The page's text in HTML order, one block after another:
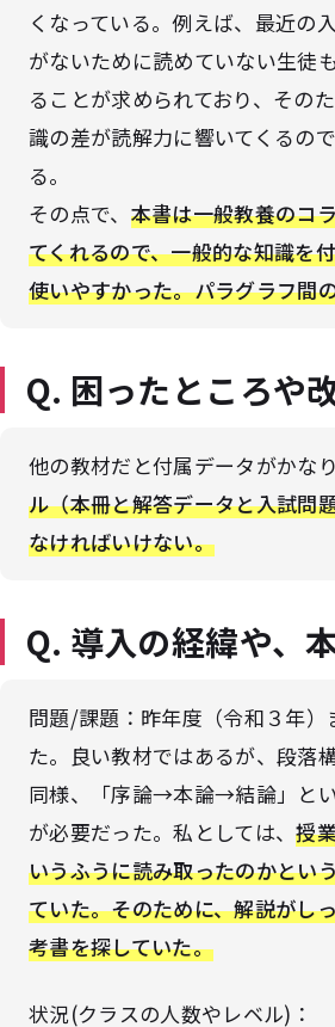
くなっている。例えば、最近の
がないために読めていない生徒
ることが求められており、その
識の差が読解力に響いてくるの
る。
その点で、 本書は一般教養のコ
てくれるので、一般的な知識を
使いやすかった。パラグラフ間
Q. 困ったところや
他の教材だと付属データがかな
ル（本冊と解答データと入試問
なければいけない。
Q. 導入の経緯や、
問題/課題：昨年度（令和３年
た。良い教材ではあるが、段落
同様、「序論→本論→結論」と
が必要だった。私としては、授
いうふうに読み取ったのかとい
ていた。そのために、解説がし
考書を探していた。
状況(クラスの人数やレベル)：